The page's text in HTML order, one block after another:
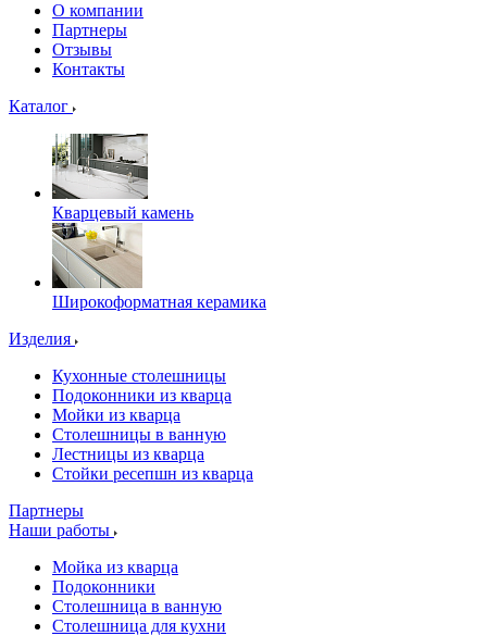
О компании
Партнеры
Отзывы
Контакты
Каталог
Кварцевый камень
Широкоформатная керамика
Изделия
Кухонные столешницы
Подоконники из кварца
Мойки из кварца
Столешницы в ванную
Лестницы из кварца
Стойки ресепшн из кварца
Партнеры
Наши работы
Мойка из кварца
Подоконники
Столешница в ванную
Столешница для кухни